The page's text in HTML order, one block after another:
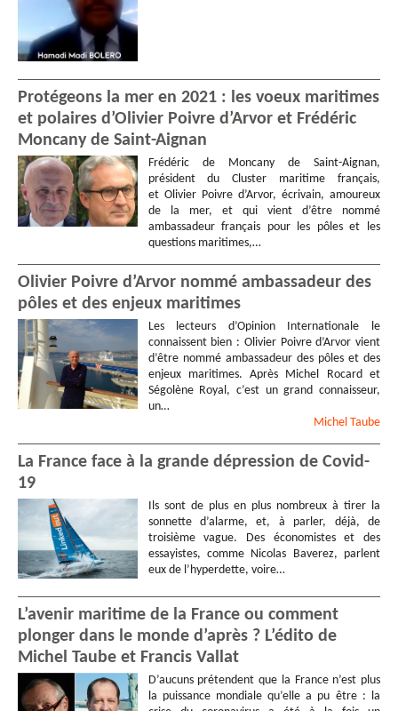
Protégeons la mer en 2021 : les voeux maritimes
et polaires d’Olivier Poivre d’Arvor et Frédéric
Moncany de Saint-Aignan
Frédéric de Moncany de Saint-Aignan,
président du Cluster maritime français,
et Olivier Poivre d’Arvor, écrivain, amoureux
de la mer, et qui vient d’être nommé
ambassadeur français pour les pôles et les
questions maritimes,…
Olivier Poivre d’Arvor nommé ambassadeur des
pôles et des enjeux maritimes
Les lecteurs d’Opinion Internationale le
connaissent bien : Olivier Poivre d’Arvor vient
d’être nommé ambassadeur des pôles et des
enjeux maritimes. Après Michel Rocard et
Ségolène Royal, c’est un grand connaisseur,
un…
Michel Taube
La France face à la grande dépression de Covid-
19
Ils sont de plus en plus nombreux à tirer la
sonnette d’alarme, et, à parler, déjà, de
troisième vague. Des économistes et des
essayistes, comme Nicolas Baverez, parlent
eux de l’hyperdette, voire…
L’avenir maritime de la France ou comment
plonger dans le monde d’après ? L’édito de
Michel Taube et Francis Vallat
D’aucuns prétendent que la France n’est plus
la puissance mondiale qu’elle a pu être : la